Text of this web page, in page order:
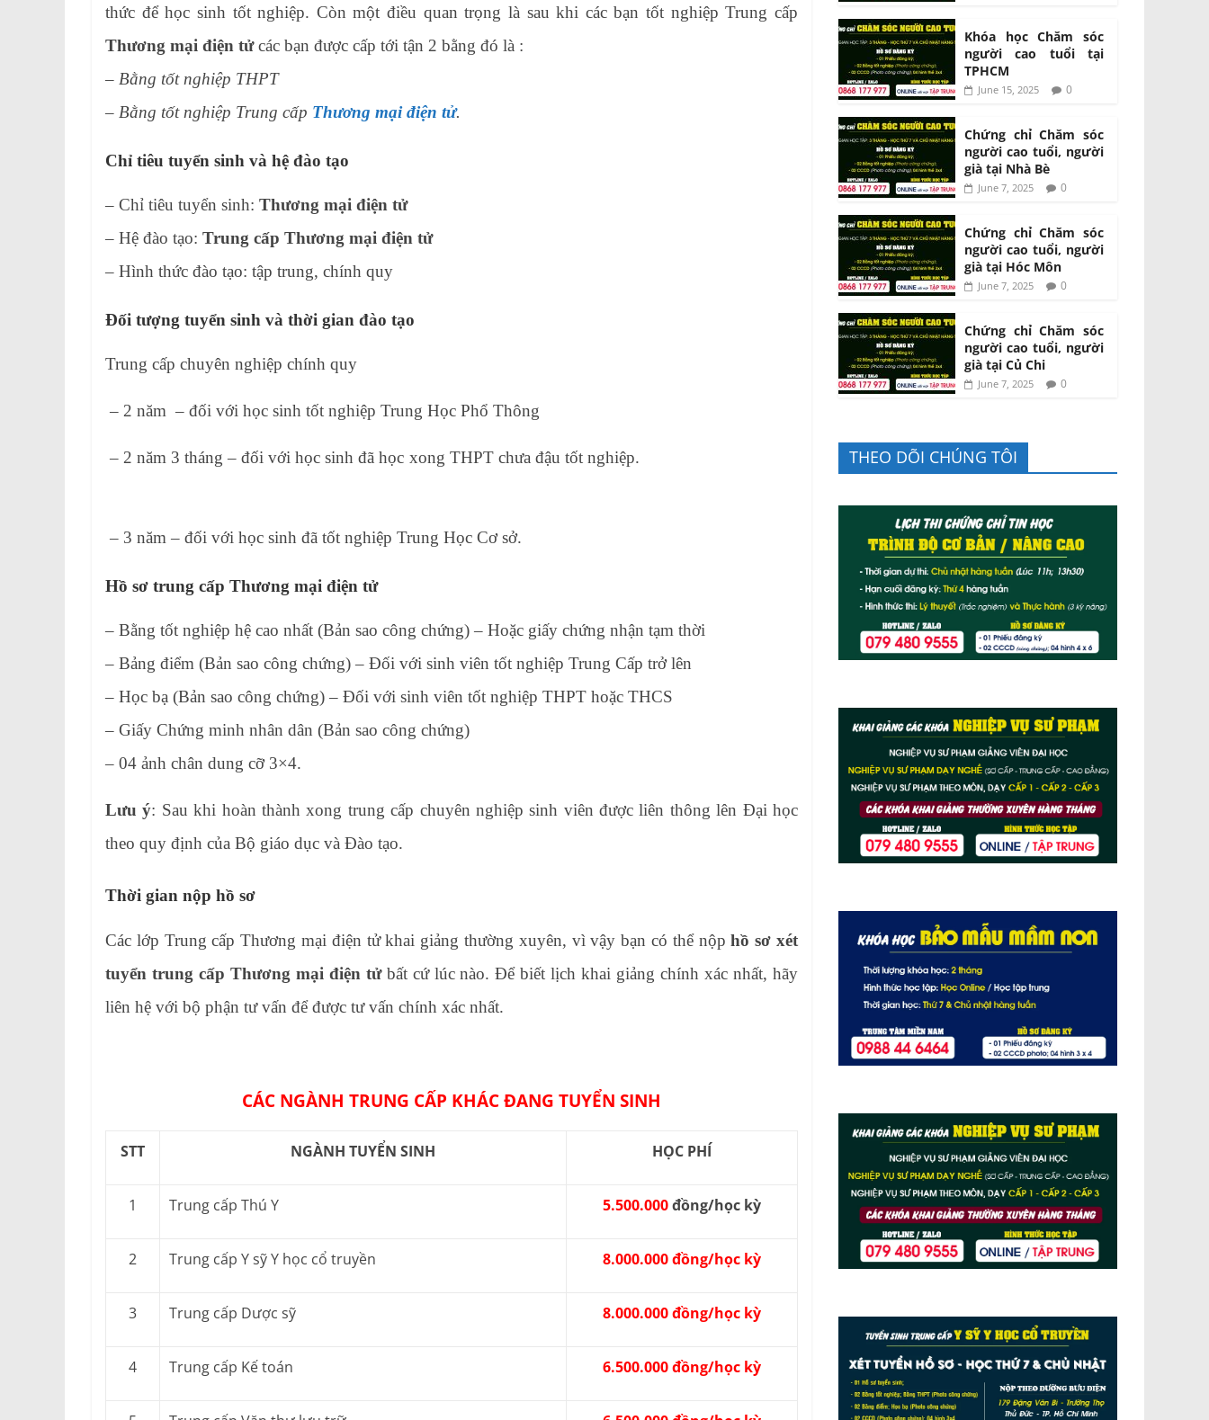
thức để học sinh tốt nghiệp. Còn một điều quan trọng là sau khi các bạn tốt nghiệp Trung cấp
Thương mại điện tửcác bạn được cấp tới tận 2 bằng đó là :
– Bằng tốt nghiệp THPT
– Bằng tốt nghiệp Trung cấp Thương mại điện tử.
Chỉ tiêu tuyển sinh và hệ đào tạo
– Chỉ tiêu tuyển sinh: Thương mại điện tử
– Hệ đào tạo: Trung cấp Thương mại điện tử
– Hình thức đào tạo: tập trung, chính quy
Đối tượng tuyển sinh và thời gian đào tạo
Trung cấp chuyên nghiệp chính quy
– 2 năm – đối với học sinh tốt nghiệp Trung Học Phổ Thông
– 2 năm 3 tháng – đối với học sinh đã học xong THPT chưa đậu tốt nghiệp.
– 3 năm – đối với học sinh đã tốt nghiệp Trung Học Cơ sở.
Hồ sơ trung cấp Thương mại điện tử
– Bằng tốt nghiệp hệ cao nhất (Bản sao công chứng) – Hoặc giấy chứng nhận tạm thời
– Bảng điểm (Bản sao công chứng) – Đối với sinh viên tốt nghiệp Trung Cấp trở lên
– Học bạ (Bản sao công chứng) – Đối với sinh viên tốt nghiệp THPT hoặc THCS
– Giấy Chứng minh nhân dân (Bản sao công chứng)
– 04 ảnh chân dung cỡ 3×4.
Lưu ý: Sau khi hoàn thành xong trung cấp chuyên nghiệp sinh viên được liên thông lên Đại học
theo quy định của Bộ giáo dục và Đào tạo.
Thời gian nộp hồ sơ
Các lớp Trung cấp Thương mại điện tử khai giảng thường xuyên, vì vậy bạn có thể nộphồ sơ xét
tuyển trung cấp Thương mại điện tử bất cứ lúc nào. Để biết lịch khai giảng chính xác nhất, hãy
liên hệ với bộ phận tư vấn để được tư vấn chính xác nhất.
CÁC NGÀNH TRUNG CẤP KHÁC ĐANG TUYỂN SINH
STT NGÀNH TUYỂN SINH HỌC PHÍ
1 Trung cấp Thú Y 5.500.000đồng/học kỳ
2 Trung cấp Y sỹ Y học cổ truyền 8.000.000 đồng/học kỳ
3 Trung cấp Dược sỹ 8.000.000 đồng/học kỳ
4 Trung cấp Kế toán 6.500.000 đồng/học kỳ
Khóa học Chăm sóc
người cao tuổi tại
TPHCM
June 15, 2025 0
Chứng chỉ Chăm sóc
người cao tuổi, người
già tại Nhà Bè
June 7, 2025 0
Chứng chỉ Chăm sóc
người cao tuổi, người
già tại Hóc Môn
June 7, 2025 0
Chứng chỉ Chăm sóc
người cao tuổi, người
già tại Củ Chi
June 7, 2025 0
THEO DÕI CHÚNG TÔI